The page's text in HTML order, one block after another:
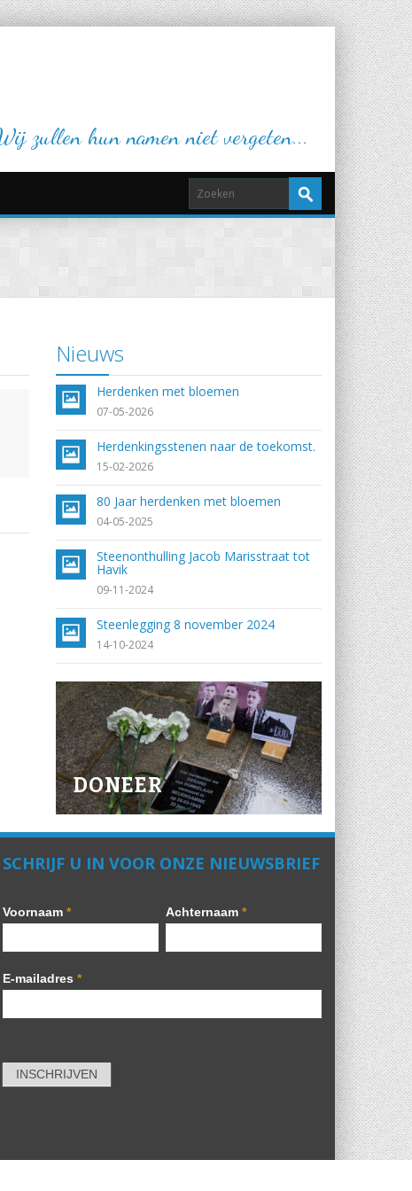
zullen hun namen niet vergeten...
Nieuws
Herdenken met bloemen
07-05-2026
Herdenkingsstenen naar de toekomst.
15-02-2026
80 Jaar herdenken met bloemen
04-05-2025
Steenonthulling Jacob Marisstraat tot
Havik
09-11-2024
Steenlegging 8 november 2024
14-10-2024
DONEER
SCHRIJF U IN VOOR ONZE NIEUWSBRIEF
Voornaam * Achternaam *
E-mailadres *
INSCHRIJVEN